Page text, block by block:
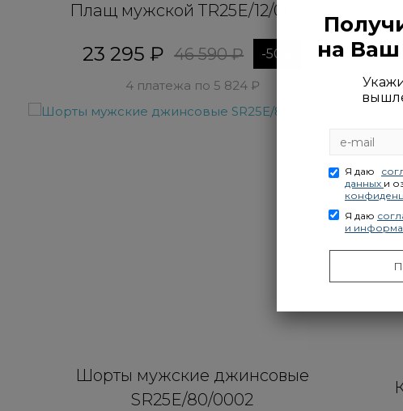
Плащ мужской TR25E/12/0087
23 295 ₽ 46 590 ₽ -50%
4 платежа по 5 824 ₽
Шорты мужские джинсовые
SR25E/80/0002
на Ваш
Я даю
данных и
Я даю
и